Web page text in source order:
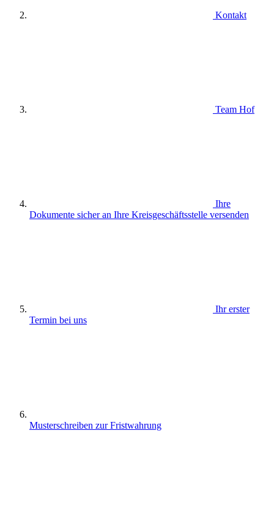
Kontakt
Team Hof
Ihre
Dokumente sicher an Ihre Kreisgeschäftsstelle versenden
Ihr erster
Termin bei uns
Musterschreiben zur Fristwahrung